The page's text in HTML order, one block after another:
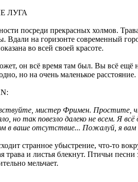
ЛУГА
посреди прекрасных холмов.
Вдали на горизонте современный
во всей своей красоте.
он всё время там был. Вы всё ещё
но на очень маленькое
мистер Фримен. Простите,
но так повезло далеко не всем. Я
в ваше отсутствие... Пожалуй, я
странное убыстрение, что-то
трава и листья блекнут. Птичьи
мельчает.